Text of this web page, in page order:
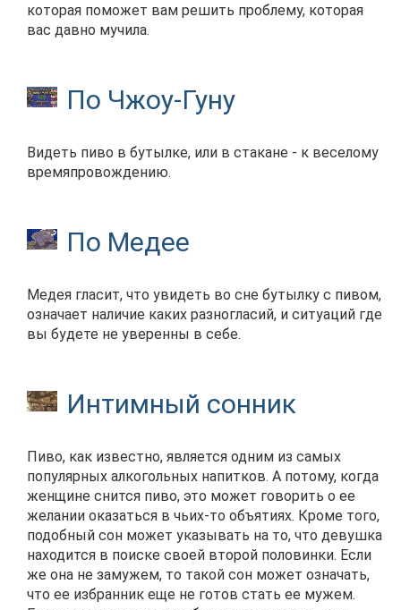
которая поможет вам решить проблему, которая
вас давно мучила.
По Чжоу-Гуну
Видеть пиво в бутылке, или в стакане - к веселому
времяпровождению.
По Медее
Медея гласит, что увидеть во сне бутылку с пивом,
означает наличие каких разногласий, и ситуаций где
вы будете не уверенны в себе.
Интимный сонник
Пиво, как известно, является одним из самых
популярных алкогольных напитков. А потому, когда
женщине снится пиво, это может говорить о ее
желании оказаться в чьих-то объятиях. Кроме того,
подобный сон может указывать на то, что девушка
находится в поиске своей второй половинки. Если
же она не замужем, то такой сон может означать,
что ее избранник еще не готов стать ее мужем.